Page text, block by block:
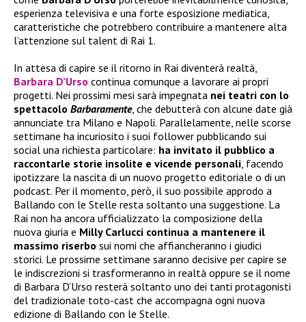
esperienza televisiva e una forte esposizione mediatica,
caratteristiche che potrebbero contribuire a mantenere alta
l’attenzione sul talent di Rai 1.
In attesa di capire se il ritorno in Rai diventerà realtà,
Barbara D’Urso continua comunque a lavorare ai propri
progetti. Nei prossimi mesi sarà impegnata nei teatri con lo
spettacolo Barbaramente, che debutterà con alcune date già
annunciate tra Milano e Napoli. Parallelamente, nelle scorse
settimane ha incuriosito i suoi follower pubblicando sui
social una richiesta particolare: ha invitato il pubblico a
raccontarle storie insolite e vicende personali, facendo
ipotizzare la nascita di un nuovo progetto editoriale o di un
podcast. Per il momento, però, il suo possibile approdo a
Ballando con le Stelle resta soltanto una suggestione. La
Rai non ha ancora ufficializzato la composizione della
nuova giuria e Milly Carlucci continua a mantenere il
massimo riserbo sui nomi che affiancheranno i giudici
storici. Le prossime settimane saranno decisive per capire se
le indiscrezioni si trasformeranno in realtà oppure se il nome
di Barbara D’Urso resterà soltanto uno dei tanti protagonisti
del tradizionale toto-cast che accompagna ogni nuova
edizione di Ballando con le Stelle.